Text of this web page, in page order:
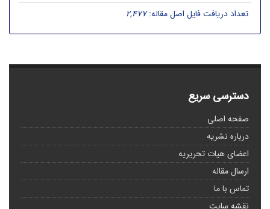
تعداد دریافت فایل اصل مقاله:2,477
دسترسی سریع
صفحه اصلی
درباره نشریه
اعضای هیات تحریریه
ارسال مقاله
تماس با ما
نقشه سایت